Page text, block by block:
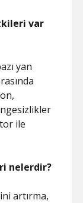
var
yan
ile
nelerdir?
artırma,